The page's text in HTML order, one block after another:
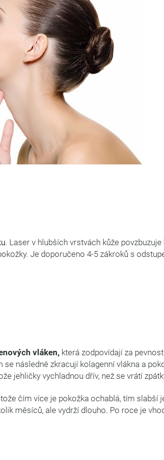
. Laser v hlubších vrstvách kůže
Je doporučeno 4-5 zákroků s
vláken,která zodpovídají za
následně zkracují kolagenní vlákna a
jehličky vychladnou dřív, než se vrátí
čím více je pokožka ochablá, tím slabší
měsíců, ale vydrží dlouho. Po roce je